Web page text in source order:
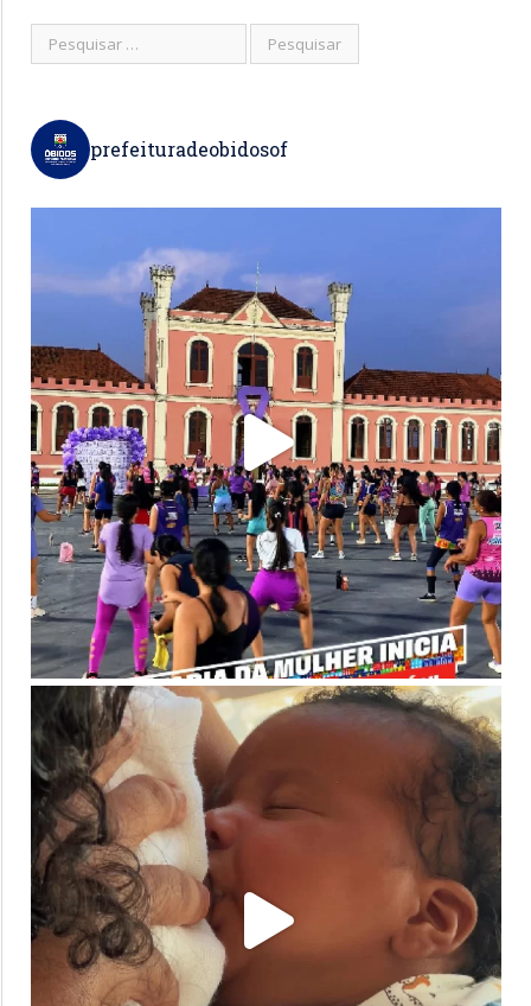
prefeituradeobidosof